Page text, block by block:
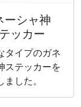
ーシャ神
ッカー
タイプのガネ
ステッカーを
した。